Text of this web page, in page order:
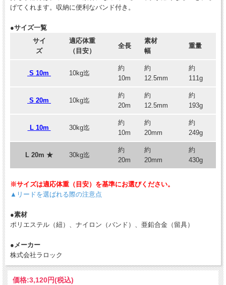
げてくれます。収納に便利なバンド付き。
●サイズ一覧
サイ
ズ
適応体重
（目安）
全長
素材
幅
重量
S 10m 10kg迄
約
10m
約
12.5mm
約
111g
S 20m 10kg迄
約
20m
約
12.5mm
約
193g
L 10m 30kg迄
約
10m
約
20mm
約
249g
L 20m ★ 30kg迄
約
20m
約
20mm
約
430g
※サイズは適応体重（目安）を基準にお選びください。
▲リードを選ばれる際の注意点
●素材
ポリエステル（紐）、ナイロン（バンド）、亜鉛合金（留具）
●メーカー
株式会社ラロック
価格:3,120円(税込)